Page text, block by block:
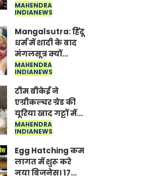
MAHENDRA
INDIANEWS
Mangalsutra: हिंदू
धर्म में शादी के बाद
मंगलसूत्र क्यों
पहनती है महिलाएं,
किसने शुरु की ये
परंपरा
MAHENDRA
INDIANEWS
टीम बीकेई ने
एग्रीकल्चर ग्रेड की
यूरिया खाद गट्टों में
बदलकर टेक्निकल
ग्रेड में बेचने वालों पर
करवाई कार्रवाई:
लखविंदर सिंह
औलख
MAHENDRA
INDIANEWS
Egg Hatching कम
लागत में शुरू करे
नया बिजनेस। 17